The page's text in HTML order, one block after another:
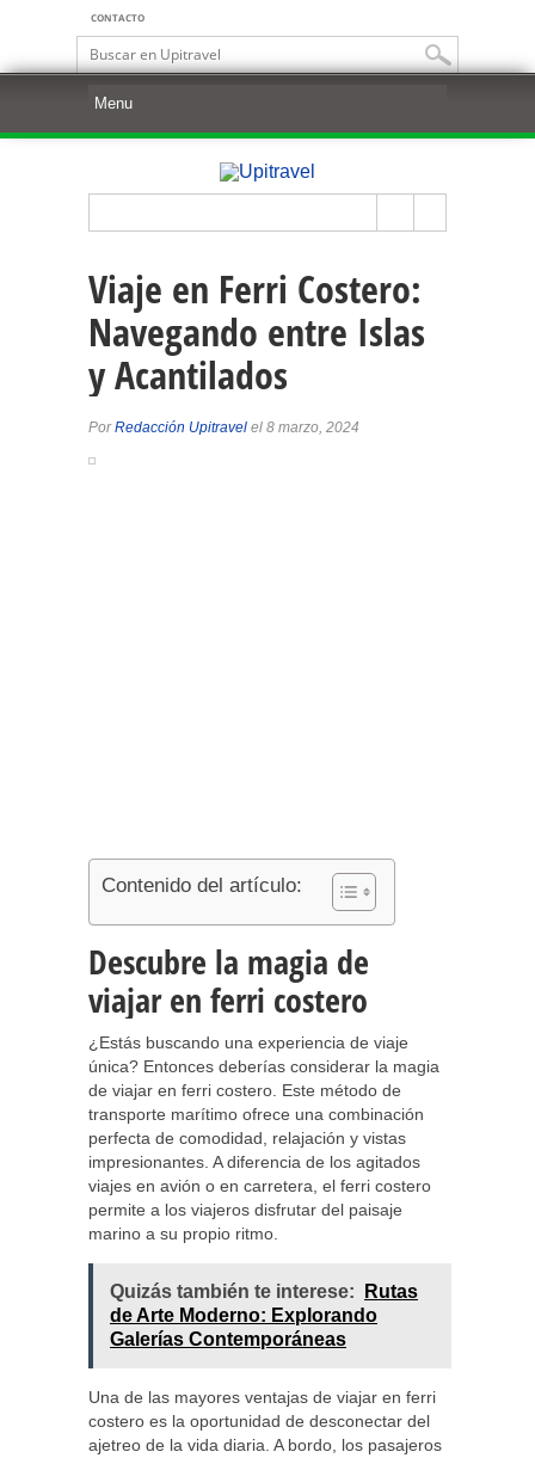
CONTACTO
Viaje en Ferri Costero:
Navegando entre Islas
y Acantilados
PorRedacción Upitravel el 8 marzo, 2024
Contenido del artículo:
Descubre la magia de
viajar en ferri costero
¿Estás buscando una experiencia de viaje
única? Entonces deberías considerar la magia
de viajar en ferri costero. Este método de
transporte marítimo ofrece una combinación
perfecta de comodidad, relajación y vistas
impresionantes. A diferencia de los agitados
viajes en avión o en carretera, el ferri costero
permite a los viajeros disfrutar del paisaje
marino a su propio ritmo.
Quizás también te interese:
Rutas
de Arte Moderno: Explorando
Galerías Contemporáneas
Una de las mayores ventajas de viajar en ferri
costero es la oportunidad de desconectar del
ajetreo de la vida diaria. A bordo, los pasajeros